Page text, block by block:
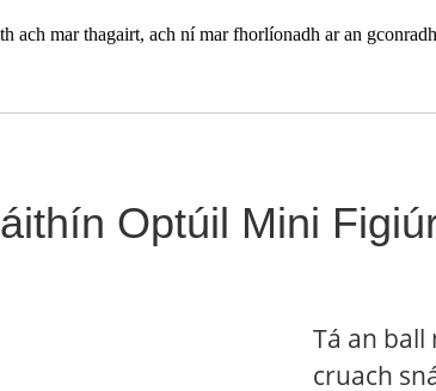
ach mar thagairt, ach ní mar fhorlíonadh ar an
Optúil Mini
Tá an
cruach